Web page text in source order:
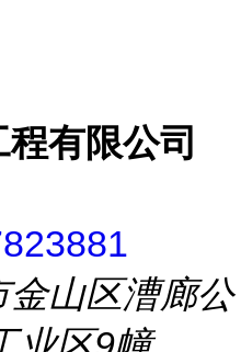
有限公司
金山区漕廊公